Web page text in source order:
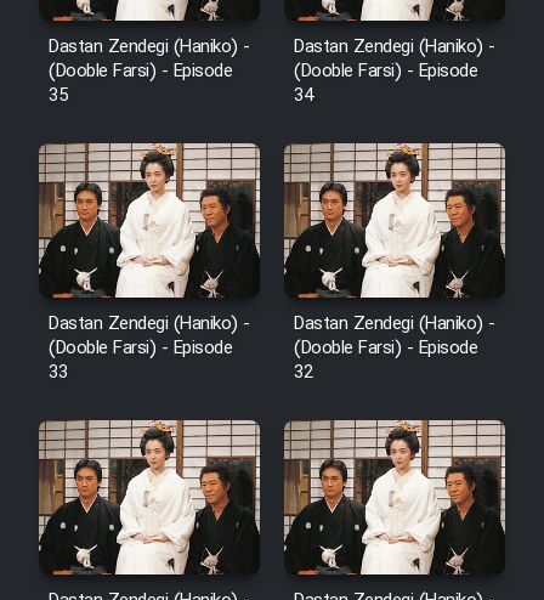
Dastan Zendegi (Haniko) -
(Dooble Farsi) - Episode
35
Dastan Zendegi (Haniko) -
(Dooble Farsi) - Episode
34
Dastan Zendegi (Haniko) -
(Dooble Farsi) - Episode
33
Dastan Zendegi (Haniko) -
(Dooble Farsi) - Episode
32